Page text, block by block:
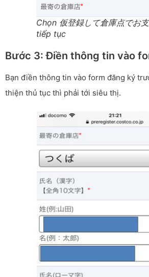
Chọn 仮登録して倉庫点でお
tiếp tục
Bước 3: Điền thông tin vào
Bạn điền thông tin vào form đăng ký
thiện thủ tục thì phải tới siêu thị.